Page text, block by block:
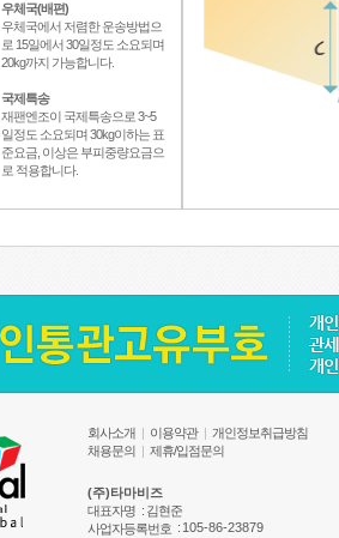
우체국(배편)
우체국에서 저렴한 운송방법으
로 15일에서 30일정도 소요되며
20kg까지 가능합니다.
국제특송
재팬엔조이 국제특송으로 3~5
일정도 소요되며 30kg이하는 표
준요금, 이상은 부피중량요금으
로 적용합니다.
회사소개 | 이용약관 | 개인정보취급방침
채용문의 | 제휴/입점문의
(주)타마비즈
대표자명 : 김현준
사업자등록번호 : 105-86-23879